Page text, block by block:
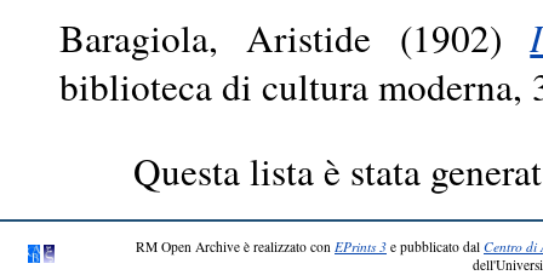
Baragiola, Aristide (1902)
biblioteca di cultura
Questa lista è stata
RM Open Archive è realizzato con EPrints 3 e pubblicato dal Centro di